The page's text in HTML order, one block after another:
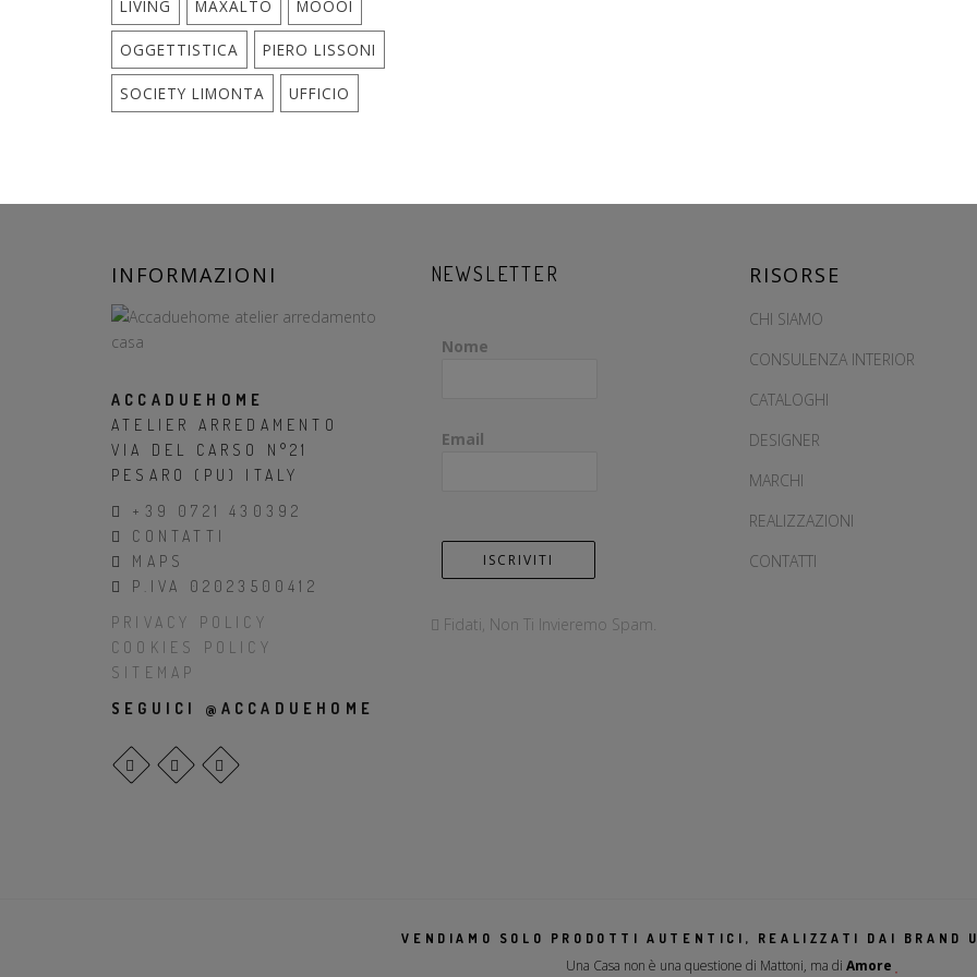
LIVING MAXALTO MOOOI
OGGETTISTICA PIERO LISSONI
SOCIETY LIMONTA UFFICIO
INFORMAZIONI
ACCADUEHOME
ATELIER ARREDAMENTO
VIA DEL CARSO N°21
PESARO (PU) ITALY
+39 0721 430392
CONTATTI
MAPS
P.IVA 02023500412
PRIVACY POLICY
COOKIES POLICY
SITEMAP
SEGUICI @ACCADUEHOME
NEWSLETTER
Nome
Email
Fidati, Non Ti Invieremo Spam.
RISORSE
CHI SIAMO
CONSULENZA INTERIOR
CATALOGHI
DESIGNER
MARCHI
REALIZZAZIONI
CONTATTI
VENDIAMO SOLO PRODOTTI AUTENTICI, REALIZZATI DAI BRAND
Una Casa non è una questione di Mattoni, ma di Amore